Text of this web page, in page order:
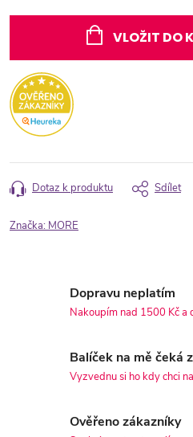
VLOŽIT DO
Dotaz k produktu Sdílet
Značka: MORE
Dopravu neplatím
Nakoupím nad 1500 Kč a
Balíček na mě čeká
Vyzvednu si ho kdy chci
Ověřeno zákazníky